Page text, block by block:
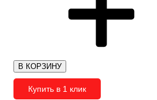
В КОРЗИНУ
Купить в 1 клик